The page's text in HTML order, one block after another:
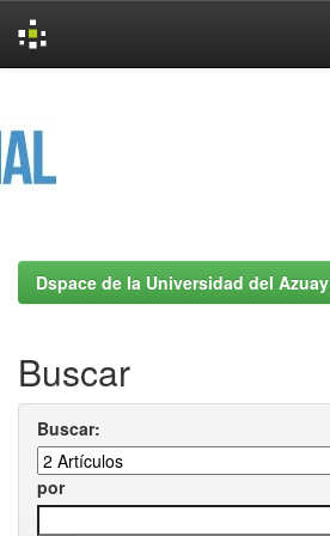
Dspace de la Universidad del Azuay
Buscar
Buscar:
por